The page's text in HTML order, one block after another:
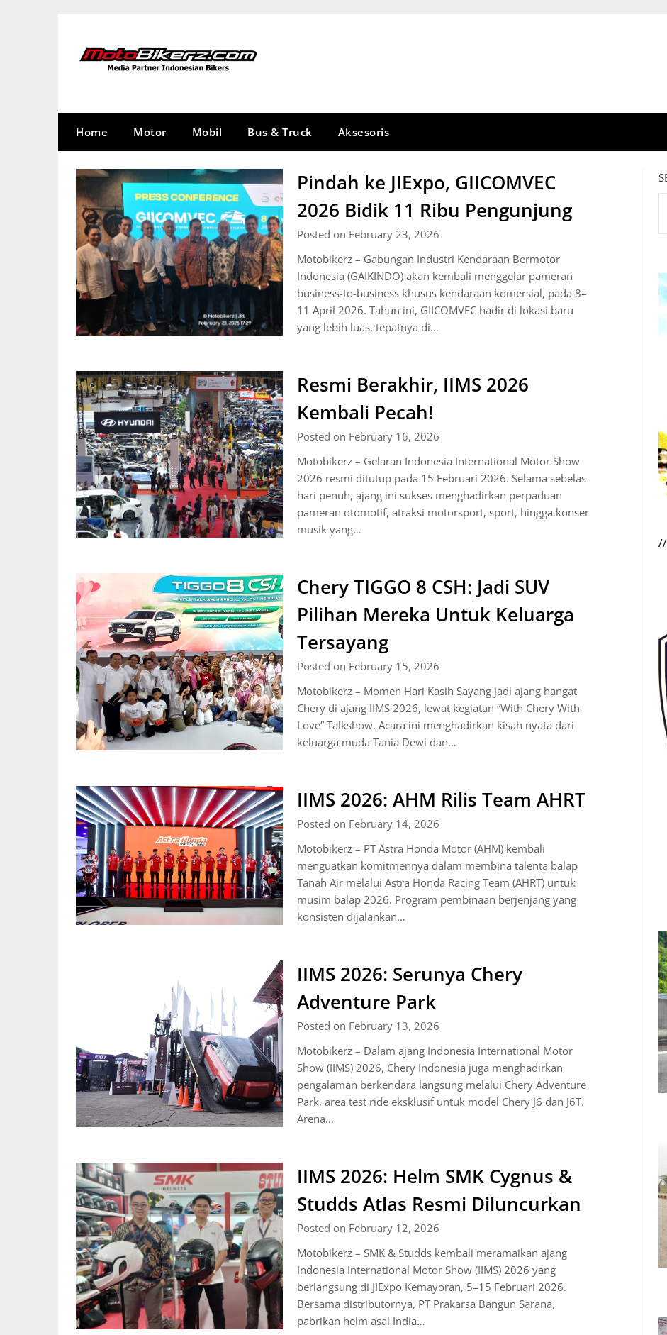
Home Motor Mobil Bus & Truck Aksesoris
Pindah ke JIExpo, GIICOMVEC
2026 Bidik 11 Ribu Pengunjung
Posted on February 23, 2026
Motobikerz – Gabungan Industri Kendaraan Bermotor
Indonesia (GAIKINDO) akan kembali menggelar pameran
business-to-business khusus kendaraan komersial, pada 8–
11 April 2026. Tahun ini, GIICOMVEC hadir di lokasi baru
yang lebih luas, tepatnya di…
Resmi Berakhir, IIMS 2026
Kembali Pecah!
Posted on February 16, 2026
Motobikerz – Gelaran Indonesia International Motor Show
2026 resmi ditutup pada 15 Februari 2026. Selama sebelas
hari penuh, ajang ini sukses menghadirkan perpaduan
pameran otomotif, atraksi motorsport, sport, hingga konser
musik yang…
Chery TIGGO 8 CSH: Jadi SUV
Pilihan Mereka Untuk Keluarga
Tersayang
Posted on February 15, 2026
Motobikerz – Momen Hari Kasih Sayang jadi ajang hangat
Chery di ajang IIMS 2026, lewat kegiatan “With Chery With
Love” Talkshow. Acara ini menghadirkan kisah nyata dari
keluarga muda Tania Dewi dan…
IIMS 2026: AHM Rilis Team AHRT
Posted on February 14, 2026
Motobikerz – PT Astra Honda Motor (AHM) kembali
menguatkan komitmennya dalam membina talenta balap
Tanah Air melalui Astra Honda Racing Team (AHRT) untuk
musim balap 2026. Program pembinaan berjenjang yang
konsisten dijalankan…
IIMS 2026: Serunya Chery
Adventure Park
Posted on February 13, 2026
Motobikerz – Dalam ajang Indonesia International Motor
Show (IIMS) 2026, Chery Indonesia juga menghadirkan
pengalaman berkendara langsung melalui Chery Adventure
Park, area test ride eksklusif untuk model Chery J6 dan J6T.
Arena…
IIMS 2026: Helm SMK Cygnus &
Studds Atlas Resmi Diluncurkan
Posted on February 12, 2026
Motobikerz – SMK & Studds kembali meramaikan ajang
Indonesia International Motor Show (IIMS) 2026 yang
berlangsung di JIExpo Kemayoran, 5–15 Februari 2026.
Bersama distributornya, PT Prakarsa Bangun Sarana,
pabrikan helm asal India…